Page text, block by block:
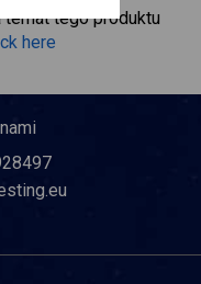
tego produktu
here